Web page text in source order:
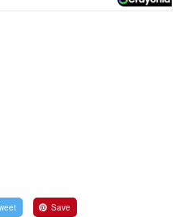
Save